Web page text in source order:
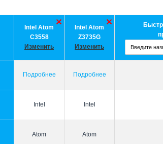
Intel Atom
C3558
Изменить
Intel Atom
Z3735G
Изменить
Подробнее Подробнее
Intel Intel
Atom Atom